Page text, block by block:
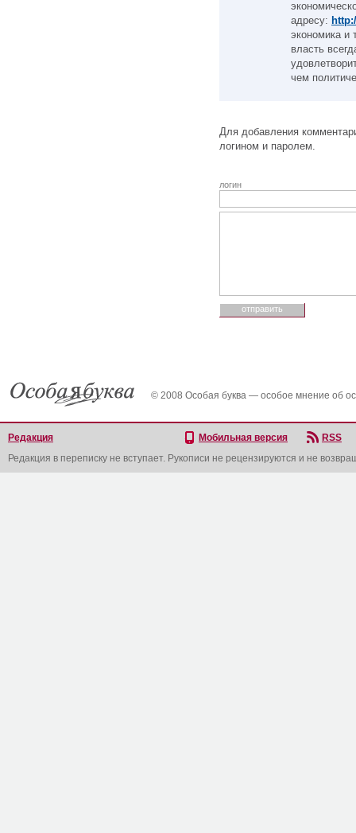
адресу:
экономика и
власть
чем
Для добавления
логином и паролем.
логин
© 2008 Особая буква — особое мнение об
Редакция Мобильная версия
RSS
Редакция в переписку не вступает. Рукописи не рецензируются и не